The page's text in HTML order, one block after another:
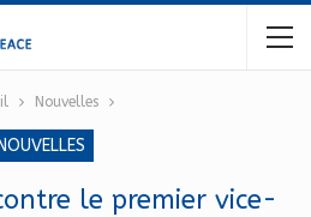
Nouvelles
NOUVELLES
le premier vice-